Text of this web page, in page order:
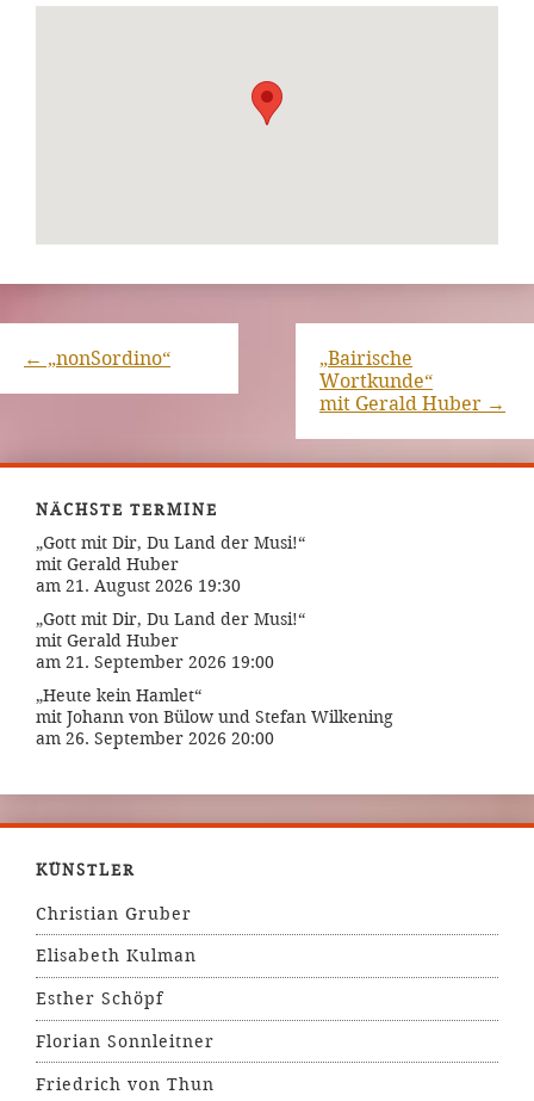
← „nonSordino“
„Bairische
Wortkunde“
mit Gerald Huber →
NÄCHSTE TERMINE
„Gott mit Dir, Du Land der Musi!“
mit Gerald Huber
am 21. August 2026 19:30
„Gott mit Dir, Du Land der Musi!“
mit Gerald Huber
am 21. September 2026 19:00
„Heute kein Hamlet“
mit Johann von Bülow und Stefan Wilkening
am 26. September 2026 20:00
KÜNSTLER
Christian Gruber
Elisabeth Kulman
Esther Schöpf
Florian Sonnleitner
Friedrich von Thun